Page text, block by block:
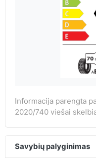
Informacija parengta
2020/740 viešai
Savybių palyginimas